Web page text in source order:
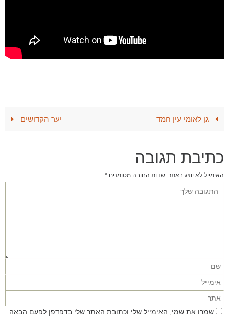
גן לאומי עין חמד יער הקדושים
כתיבת תגובה
האימייל לא יוצג באתר. שדות החובה מסומנים *
שמרו את שמי, האימייל שלי וכתובת האתר שלי בדפדפן לפעם הבאה